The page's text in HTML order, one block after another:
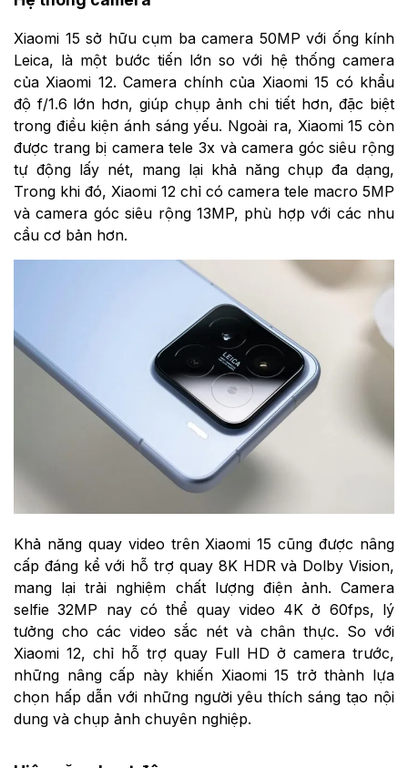
Xiaomi 15 sở hữu cụm ba camera 50MP với ống kính
Leica, là một bước tiến lớn so với hệ thống camera
của Xiaomi 12. Camera chính của Xiaomi 15 có khẩu
độ f/1.6 lớn hơn, giúp chụp ảnh chi tiết hơn, đặc biệt
trong điều kiện ánh sáng yếu. Ngoài ra, Xiaomi 15 còn
được trang bị camera tele 3x và camera góc siêu rộng
tự động lấy nét, mang lại khả năng chụp đa dạng,
Trong khi đó, Xiaomi 12 chỉ có camera tele macro 5MP
và camera góc siêu rộng 13MP, phù hợp với các nhu
cầu cơ bản hơn​.
Khả năng quay video trên Xiaomi 15 cũng được nâng
cấp đáng kể với hỗ trợ quay 8K HDR và Dolby Vision,
mang lại trải nghiệm chất lượng điện ảnh. Camera
selfie 32MP nay có thể quay video 4K ở 60fps, lý
tưởng cho các video sắc nét và chân thực. So với
Xiaomi 12, chỉ hỗ trợ quay Full HD ở camera trước,
những nâng cấp này khiến Xiaomi 15 trở thành lựa
chọn hấp dẫn với những người yêu thích sáng tạo nội
dung và chụp ảnh chuyên nghiệp.